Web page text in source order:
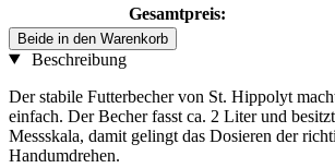
Gesamtpreis:
Beide in den Warenkorb
Beschreibung
Der stabile Futterbecher von St. Hippolyt
einfach. Der Becher fasst ca. 2 Liter und
Messskala, damit gelingt das Dosieren der
Handumdrehen.